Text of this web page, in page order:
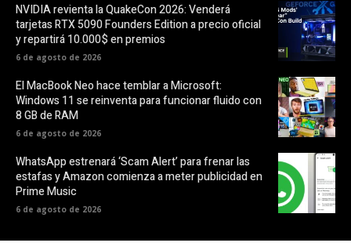
NVIDIA revienta la QuakeCon 2026: Venderá
tarjetas RTX 5090 Founders Edition a precio oficial
y repartirá 10.000$ en premios
6 de agosto de 2026
El MacBook Neo hace temblar a Microsoft:
Windows 11 se reinventa para funcionar fluido con
8 GB de RAM
6 de agosto de 2026
WhatsApp estrenará ‘Scam Alert’ para frenar las
estafas y Amazon comienza a meter publicidad en
Prime Music
6 de agosto de 2026